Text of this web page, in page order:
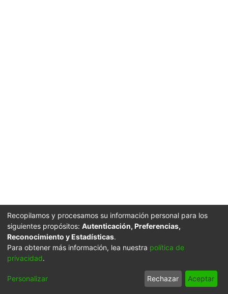
Recopilamos y procesamos su información personal para los
siguientes propósitos: Autenticación, Preferencias,
Reconocimiento y Estadísticas.
Para obtener más información, lea nuestra política de
privacidad.
Personalizar Rechazar Aceptar